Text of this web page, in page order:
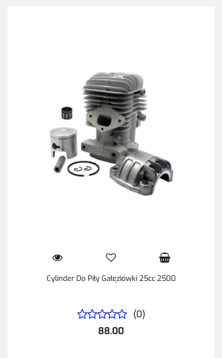
Cylinder Do Piły Gałęziówki 25cc 2500
(0)
88.00